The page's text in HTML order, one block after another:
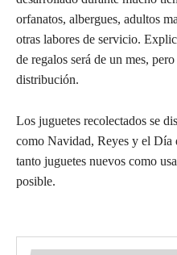
orfanatos, albergues, adultos
otras labores de servicio.
de regalos será de un mes,
distribución.
Los juguetes recolectados se
como Navidad, Reyes y el Día
tanto juguetes nuevos como
posible.